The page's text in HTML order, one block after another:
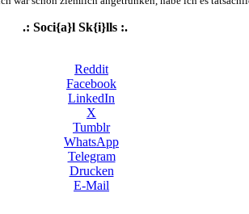
.: Soci{a}l Sk{i}lls :.
Reddit
Facebook
LinkedIn
X
Tumblr
WhatsApp
Telegram
Drucken
E-Mail